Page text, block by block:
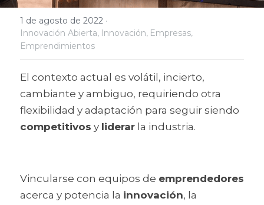
1 de agosto de 2022 ·
Innovación Abierta, Innovación, Empresas,
Emprendimientos
El contexto actual es volátil, incierto,
cambiante y ambiguo, requiriendo otra
competitivos y liderar la industria.
Vincularse con equipos de emprendedores
acerca y potencia la innovación, la